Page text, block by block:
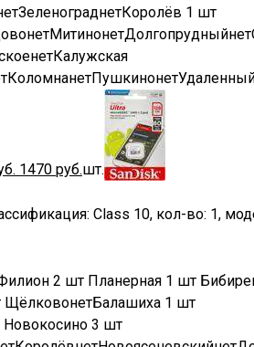
ЗеленограднетКоролёв 1 шт
нетМитинонетДолгопрудныйнет
нетКалужская
КоломнанетПушкинонет
1470 руб.шт.
Class 10, кол-во: 1,
2 шт Планерная 1 шт
ЩёлковонетБалашиха 1 шт
Новокосино 3 шт